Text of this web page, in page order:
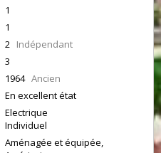
1
1
2 Indépendant
3
1964 Ancien
En excellent état
Electrique
Individuel
Aménagée et équipée,